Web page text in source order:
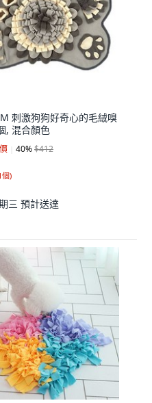
刺激狗狗好奇心的毛絨嗅
, 混合顏色
40%$412
個)
三 預計送達